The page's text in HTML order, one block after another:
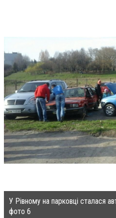
У Рівному на парковці сталася
фото 6